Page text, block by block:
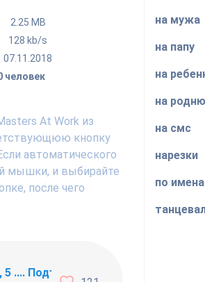
2.25 MB
128 kb/s
07.11.2018
человек
At Work из
кнопку
автоматического
мышки, и выбирайте
после чего
.... Подъём !!!
на мужа
на папу
на
на родню
на смс
нарезки
по